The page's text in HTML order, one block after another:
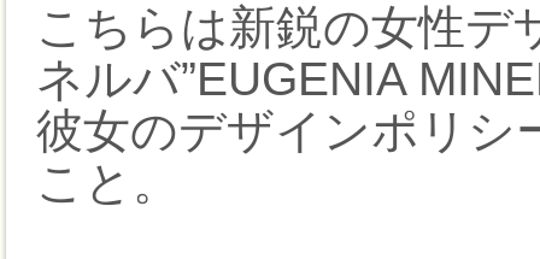
こちらは新鋭の女性デ
ネルバ”EUGENIA
彼女のデザインポリシ
こと。